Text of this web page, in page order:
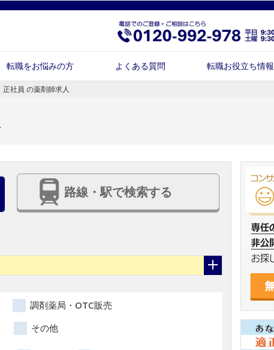
転職をお悩みの方 よくある質問 転職お役立ち情報
正社員 の薬剤師求人
路線・駅で検索する
調剤薬局・OTC販売
その他